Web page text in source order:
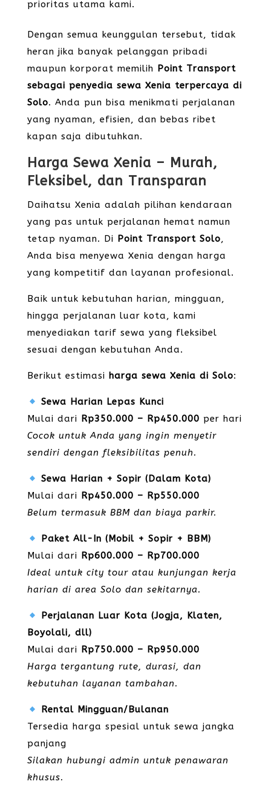
prioritas utama kami.
Dengan semua keunggulan tersebut, tidak
heran jika banyak pelanggan pribadi
maupun korporat memilih Point Transport
sebagai penyedia sewa Xenia terpercaya di
Solo. Anda pun bisa menikmati perjalanan
yang nyaman, efisien, dan bebas ribet
kapan saja dibutuhkan.
Harga Sewa Xenia – Murah,
Fleksibel, dan Transparan
Daihatsu Xenia adalah pilihan kendaraan
yang pas untuk perjalanan hemat namun
tetap nyaman. Di Point Transport Solo,
Anda bisa menyewa Xenia dengan harga
yang kompetitif dan layanan profesional.
Baik untuk kebutuhan harian, mingguan,
hingga perjalanan luar kota, kami
menyediakan tarif sewa yang fleksibel
sesuai dengan kebutuhan Anda.
Berikut estimasi harga sewa Xenia di Solo:
Sewa Harian Lepas Kunci
Mulai dari Rp350.000 – Rp450.000 per hari
Cocok untuk Anda yang ingin menyetir
sendiri dengan fleksibilitas penuh.
Sewa Harian + Sopir (Dalam Kota)
Mulai dari Rp450.000 – Rp550.000
Belum termasuk BBM dan biaya parkir.
Paket All-In (Mobil + Sopir + BBM)
Mulai dari Rp600.000 – Rp700.000
Ideal untuk city tour atau kunjungan kerja
harian di area Solo dan sekitarnya.
Perjalanan Luar Kota (Jogja, Klaten,
Boyolali, dll)
Mulai dari Rp750.000 – Rp950.000
Harga tergantung rute, durasi, dan
kebutuhan layanan tambahan.
Rental Mingguan/Bulanan
Tersedia harga spesial untuk sewa jangka
panjang
Silakan hubungi admin untuk penawaran
khusus.